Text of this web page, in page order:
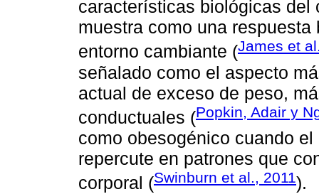
características biológicas del
muestra como una respuesta
entorno cambiante (James et
señalado como el aspecto
actual de exceso de peso,
conductuales (Popkin, Adair y
como obesogénico cuando
repercute en patrones que
corporal (Swinburn et al., 2011).